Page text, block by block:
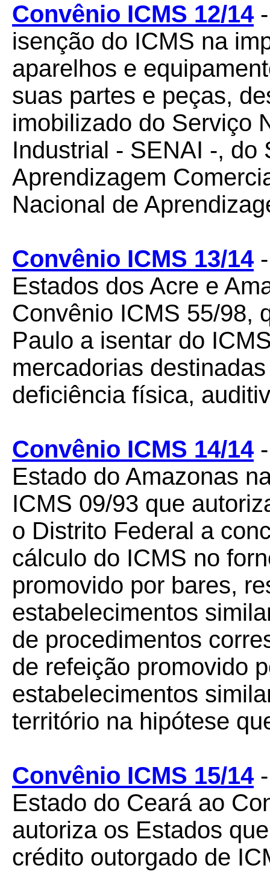
Convênio ICMS 12/14
isenção do ICMS na
aparelhos e
suas partes e peças,
imobilizado do Serviço
Industrial - SENAI -, do
Aprendizagem
Nacional de
Convênio ICMS 13/14
Estados dos Acre e
Convênio ICMS 55/98,
Paulo a isentar do
mercadorias
deficiência física,
Convênio ICMS 14/14
Estado do Amazonas
ICMS 09/93 que
o Distrito Federal a
cálculo do ICMS no
promovido por bares,
estabelecimentos
de procedimentos
de refeição promovido
estabelecimentos
território na hipótese
Convênio ICMS 15/14
Estado do Ceará ao
autoriza os Estados
crédito outorgado de